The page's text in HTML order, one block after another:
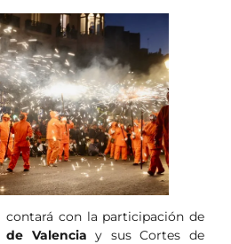
contará con la participación de
de Valencia y sus Cortes de